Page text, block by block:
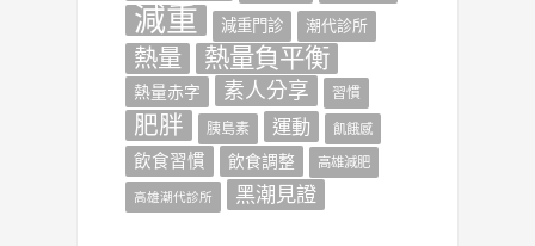
減重 減重門診 潮代診所
熱量 熱量負平衡
熱量赤字 素人分享 習慣
肥胖 胰島素 運動 飢餓感
飲食習慣 飲食調整 高雄減肥
高雄潮代診所 黑潮見證